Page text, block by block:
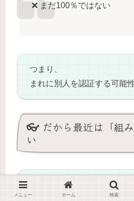
❌ まだ100％ではない
つまり、
まれに別人を認証する可能
👓 だから最近は「組
い
✅ 顔認証＋暗証番号
メニュー ホーム 検索